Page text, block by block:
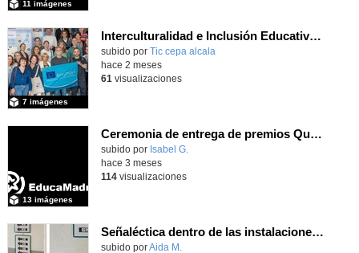
11 imágenes
Interculturalidad e Inclusión Educativa en la Educación de Adultos
subido por Tic cepa alcala
7 imágenes
hace 2 meses
61 visualizaciones
Ceremonia de entrega de premios Quizstory 2026
subido por Isabel G.
13 imágenes
hace 3 meses
114visualizaciones
Señaléctica dentro de las instalaciones del centro ordinario
Contenido educativo.
subido porAida M.